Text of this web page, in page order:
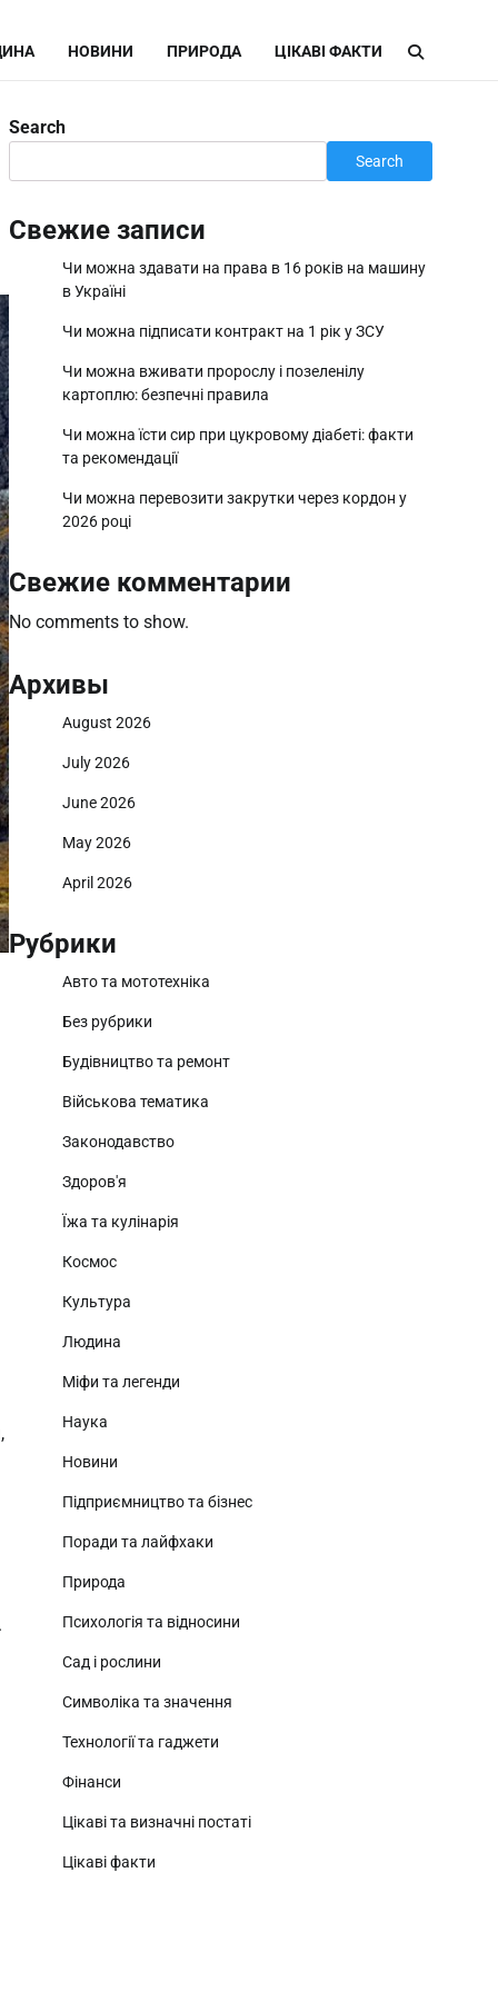
НОВИНИ ПРИРОДА ЦІКАВІ ФАКТИ
Search
Search
Свежие записи
Чи можна здавати на права в 16 років на машину
в Україні
Чи можна підписати контракт на 1 рік у ЗСУ
Чи можна вживати пророслу і позеленілу
картоплю: безпечні правила
Чи можна їсти сир при цукровому діабеті: факти
та рекомендації
Чи можна перевозити закрутки через кордон у
2026 році
Свежие комментарии
No comments to show.
Архивы
August 2026
July 2026
June 2026
May 2026
April 2026
Рубрики
Авто та мототехніка
Без рубрики
Будівництво та ремонт
Військова тематика
Законодавство
Здоров'я
Їжа та кулінарія
Космос
Культура
Людина
Міфи та легенди
Наука
Новини
Підприємництво та бізнес
Поради та лайфхаки
Природа
Психологія та відносини
Сад і рослини
Символіка та значення
Технології та гаджети
Фінанси
Цікаві та визначні постаті
Цікаві факти